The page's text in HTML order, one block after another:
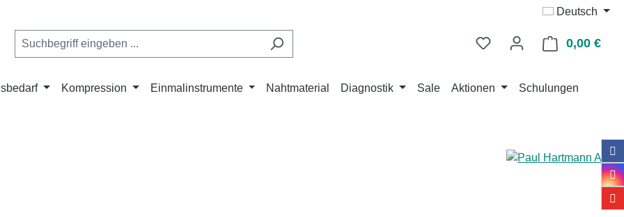
Deutsch
0,00 €
Kompression Einmalinstrumente Nahtmaterial Diagnostik Sale Aktionen Schulungen